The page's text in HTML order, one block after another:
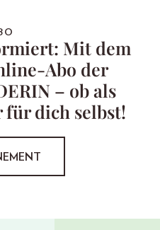
Mit dem
Abo der
– ob als
für dich selbst!